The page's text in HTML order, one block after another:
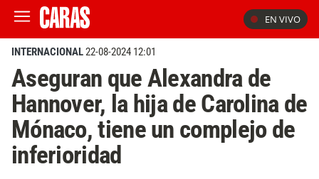
EN VIVO
INTERNACIONAL22-08-2024 12:01
Aseguran que Alexandra de
Hannover, la hija de Carolina de
Mónaco, tiene un complejo de
inferioridad